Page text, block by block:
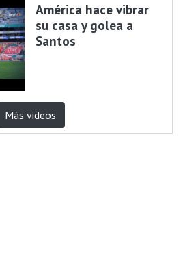
América hace vibrar
su casa y golea a
Santos
Más videos